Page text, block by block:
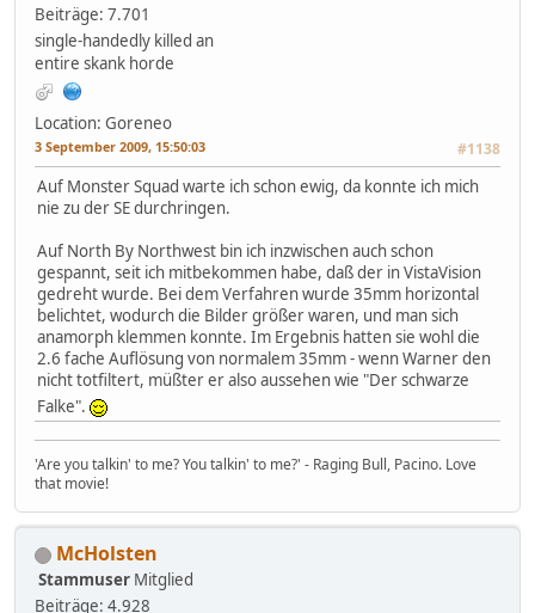
Beiträge: 7.701
single-handedly killed an
entire skank horde
Location: Goreneo
3 September 2009, 15:50:03 #1138
Auf Monster Squad warte ich schon ewig, da konnte ich mich
nie zu der SE durchringen.
Auf North By Northwest bin ich inzwischen auch schon
gespannt, seit ich mitbekommen habe, daß der in VistaVision
gedreht wurde. Bei dem Verfahren wurde 35mm horizontal
belichtet, wodurch die Bilder größer waren, und man sich
anamorph klemmen konnte. Im Ergebnis hatten sie wohl die
2.6 fache Auflösung von normalem 35mm - wenn Warner den
nicht totfiltert, müßter er also aussehen wie "Der schwarze
Falke".
'Are you talkin' to me? You talkin' to me?' - Raging Bull, Pacino. Love
that movie!
McHolsten
Stammuser Mitglied
Beiträge: 4.928